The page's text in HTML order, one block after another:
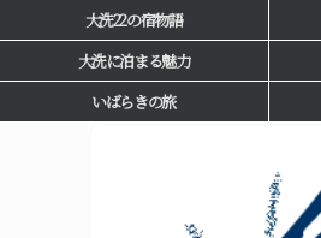
大洗22の宿物語
大洗に泊まる魅力
いばらきの旅